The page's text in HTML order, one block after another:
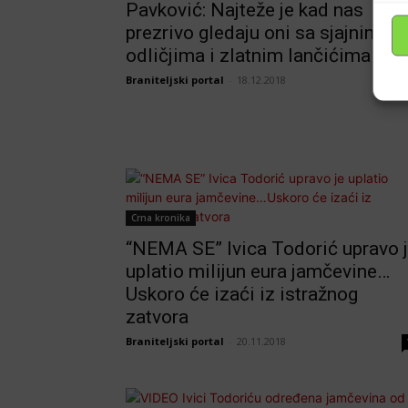
Pavković: Najteže je kad nas
prezrivo gledaju oni sa sjajnim
odličjima i zlatnim lančićima!
Braniteljski portal 18.12.2018
Crna kronika
“NEMA SE” Ivica Todorić upravo
uplatio milijun eura jamčevine…
Uskoro će izaći iz istražnog
zatvora
Braniteljski portal 20.11.2018